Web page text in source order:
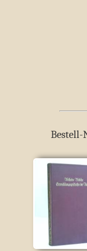
Bestell-